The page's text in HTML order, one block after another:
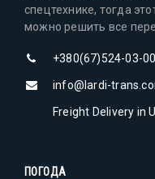
спецтехнике, тогда
можно решить все
+380(67)524-03-00
info@lardi-
Freight Delivery in
ПОГОДА